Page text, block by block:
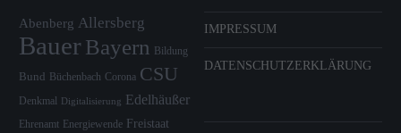
Abenberg Allersberg
Bauer Bayern Bildung
Bund Büchenbach Corona CSU
Denkmal Digitalisierung Edelhäußer
Ehrenamt Energiewende Freistaat
IMPRESSUM
DATENSCHUTZERKLÄRUNG